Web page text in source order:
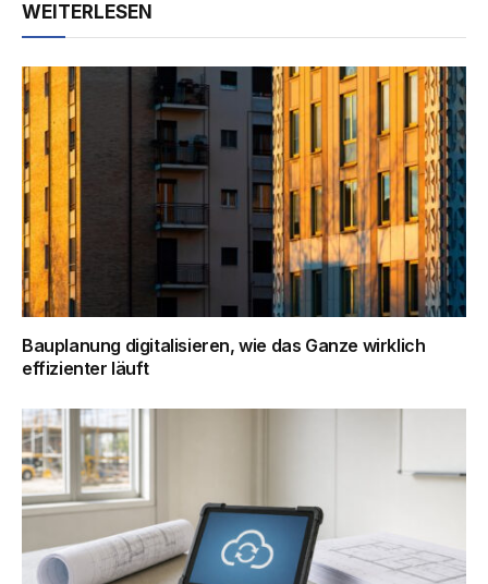
WEITERLESEN
Bauplanung digitalisieren, wie das Ganze wirklich
effizienter läuft